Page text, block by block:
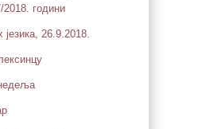
2018. години
језика, 26.9.2018.